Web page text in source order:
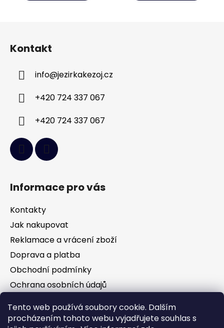
Tento web používá soubory cookie. Dalším
procházením tohoto webu vyjadřujete souhlas s
Kontakt
info@jezirkakezoj.cz
+420 724 337 067
+420 724 337 067
Informace pro vás
Kontakty
Jak nakupovat
Reklamace a vrácení zboží
Doprava a platba
Obchodní podmínky
Ochrana osobních údajů
Facebook